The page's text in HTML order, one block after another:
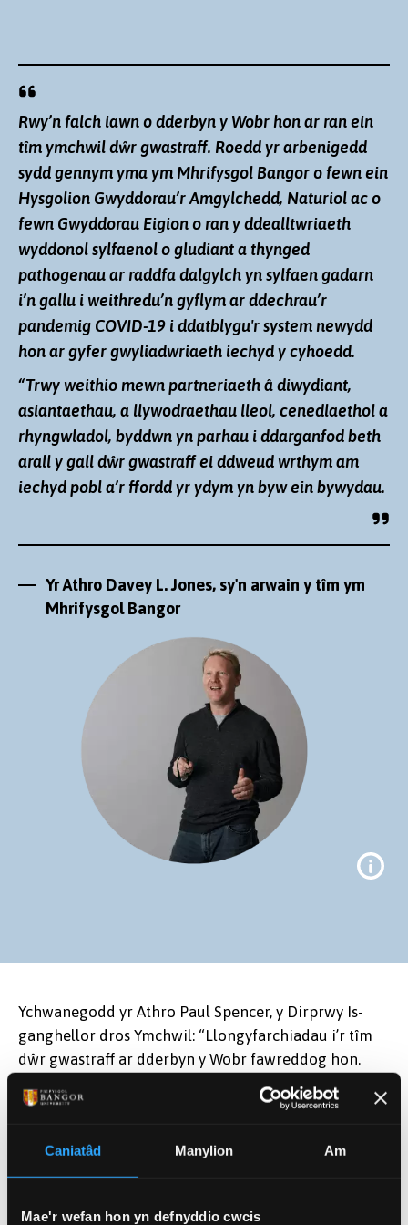
Caniatâd Manylion Am
Mae'r wefan hon yn defnyddio cwcis
yn ystod cyhoeddi'r Gwobrau ym
Mhalas St James, Llundain
Credit: Ian Jones Photography
Rwy’n falch iawn o dderbyn y Wobr hon ar ran ein
tîm ymchwil dŵr gwastraff. Roedd yr arbenigedd
sydd gennym yma ym Mhrifysgol Bangor o fewn ein
Hysgolion Gwyddorau’r Amgylchedd, Naturiol ac o
fewn Gwyddorau Eigion o ran y ddealltwriaeth
wyddonol sylfaenol o gludiant a thynged
pathogenau ar raddfa dalgylch yn sylfaen gadarn
i’n gallu i weithredu’n gyflym ar ddechrau’r
pandemig COVID-19 i ddatblygu'r system newydd
hon ar gyfer gwyliadwriaeth iechyd y cyhoedd.
“Trwy weithio mewn partneriaeth â diwydiant,
asiantaethau, a llywodraethau lleol, cenedlaethol a
rhyngwladol, byddwn yn parhau i ddarganfod beth
arall y gall dŵr gwastraff ei ddweud wrthym am
iechyd pobl a’r ffordd yr ydym yn byw ein bywydau.
Yr Athro Davey L. Jones, sy'n arwain y tîm ym
Mhrifysgol Bangor
Professor Davey Jones
Ychwanegodd yr Athro Paul Spencer, y Dirprwy Is-
ganghellor dros Ymchwil: “Llongyfarchiadau i’r tîm
dŵr gwastraff ar dderbyn y Wobr fawreddog hon.
Mae’r prosiect yma’n destament gwych i ymagwedd
ryngddisgyblaethol Prifysgol Bangor at waith
bosib ei gael ar y byd go iawn trwy gydweithio rhwng
ymchwilwyr, diwydiant a’r llywodraeth.”
Meddai Syr Damon Buffini, Cadeirydd y Royal